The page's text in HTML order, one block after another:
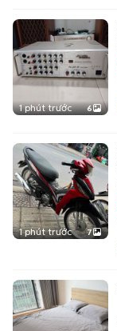
1 phút trước 6
1 phút trước 7